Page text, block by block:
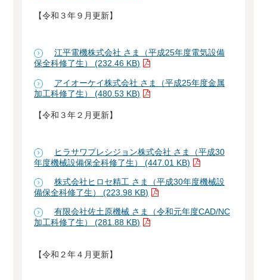
【令和３年９月更新】
江平電機株式会社 さま（平成25年度電気設備
保全科修了生） (232.46 KB)
アイオーケイ株式会社 さま（平成25年度金属
加工科修了生） (480.53 KB)
【令和３年２月更新】
ヒラサワプレシジョン株式会社 さま（平成30
年度機械設備保全科修了生） (447.01 KB)
株式会社ヒロセ精工 さま（平成30年度機械設
備保全科修了生） (223.98 KB)
有限会社佐土原機械 さま（令和元年度CAD/NC
加工科修了生） (281.88 KB)
【令和２年４月更新】